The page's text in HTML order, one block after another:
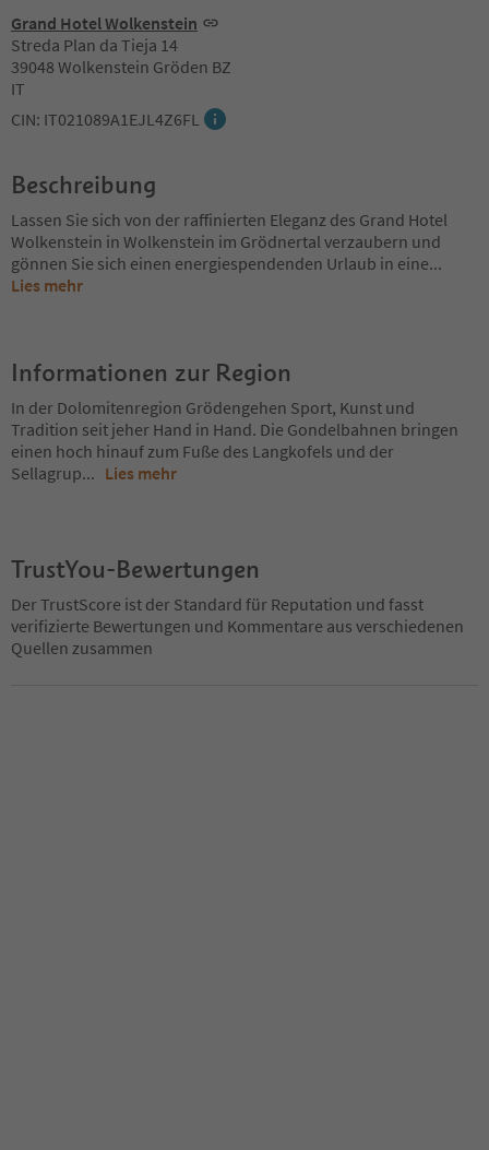
Grand Hotel Wolkenstein
Streda Plan da Tieja 14
39048 Wolkenstein Gröden BZ
IT
CIN: IT021089A1EJL4Z6FL
Beschreibung
Lassen Sie sich von der raffinierten Eleganz des Grand Hotel
Wolkenstein in Wolkenstein im Grödnertal verzaubern und
gönnen Sie sich einen energiespendenden Urlaub in eine...
Lies mehr
Informationen zur Region
In der Dolomitenregion Grödengehen Sport, Kunst und
Tradition seit jeher Hand in Hand. Die Gondelbahnen bringen
einen hoch hinauf zum Fuße des Langkofels und der
Sellagrup... Lies mehr
TrustYou-Bewertungen
Der TrustScore ist der Standard für Reputation und fasst
verifizierte Bewertungen und Kommentare aus verschiedenen
Quellen zusammen